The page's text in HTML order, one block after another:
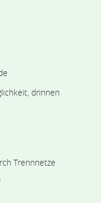
drinnen
Trennnetze